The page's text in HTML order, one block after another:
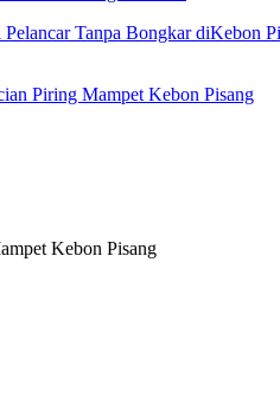
Tanpa Bongkar diKebon
Piring Mampet Kebon Pisang
Kebon Pisang